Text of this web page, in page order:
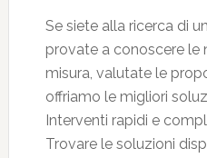
Se siete alla ricerca di
provate a conoscere le
misura, valutate le
offriamo le migliori
Interventi rapidi e
Trovare le soluzioni